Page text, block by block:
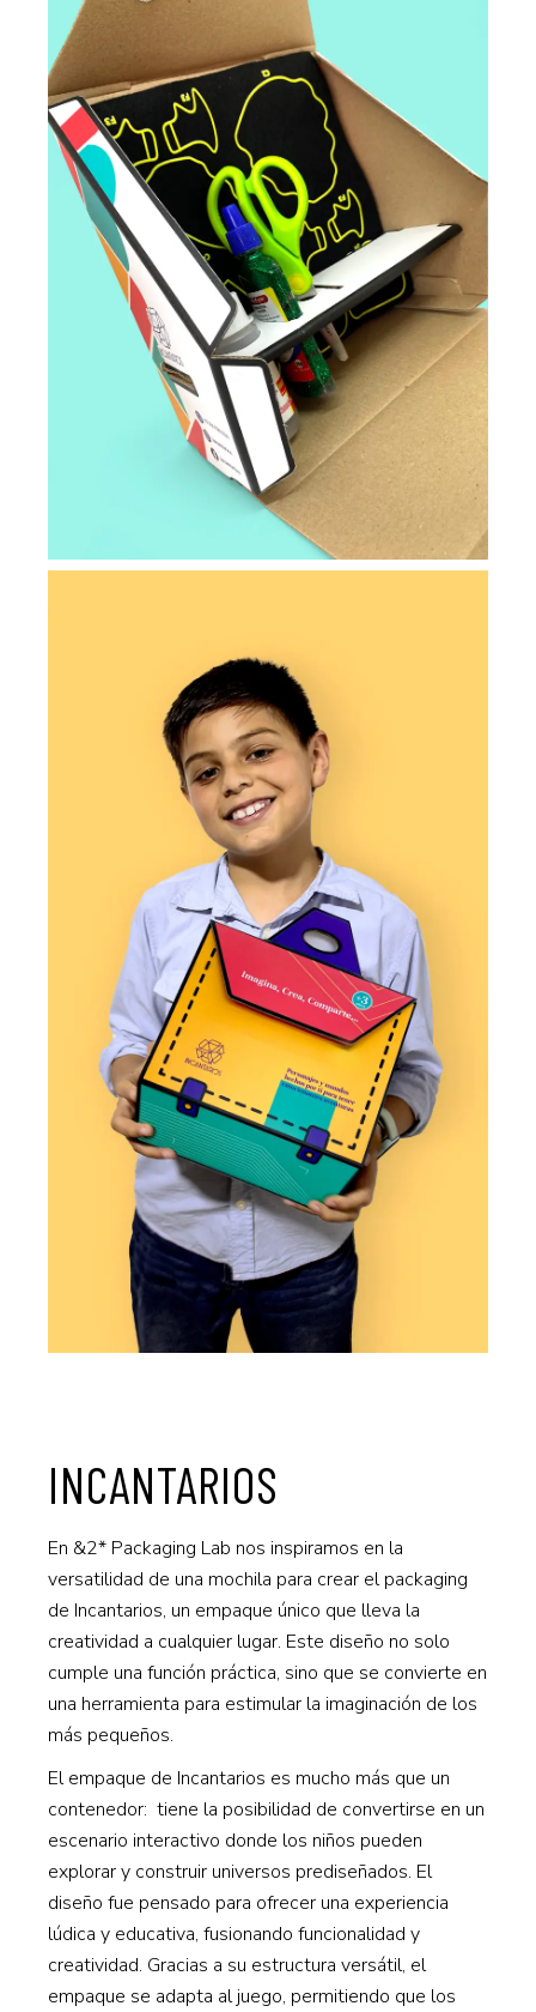
INCANTARIOS
En &2* Packaging Lab nos inspiramos en la
versatilidad de una mochila para crear el packaging
de Incantarios, un empaque único que lleva la
creatividad a cualquier lugar. Este diseño no solo
cumple una función práctica, sino que se convierte en
una herramienta para estimular la imaginación de los
más pequeños.
El empaque de Incantarios es mucho más que un
contenedor: tiene la posibilidad de convertirse en un
escenario interactivo donde los niños pueden
explorar y construir universos prediseñados. El
diseño fue pensado para ofrecer una experiencia
lúdica y educativa, fusionando funcionalidad y
creatividad. Gracias a su estructura versátil, el
empaque se adapta al juego, permitiendo que los